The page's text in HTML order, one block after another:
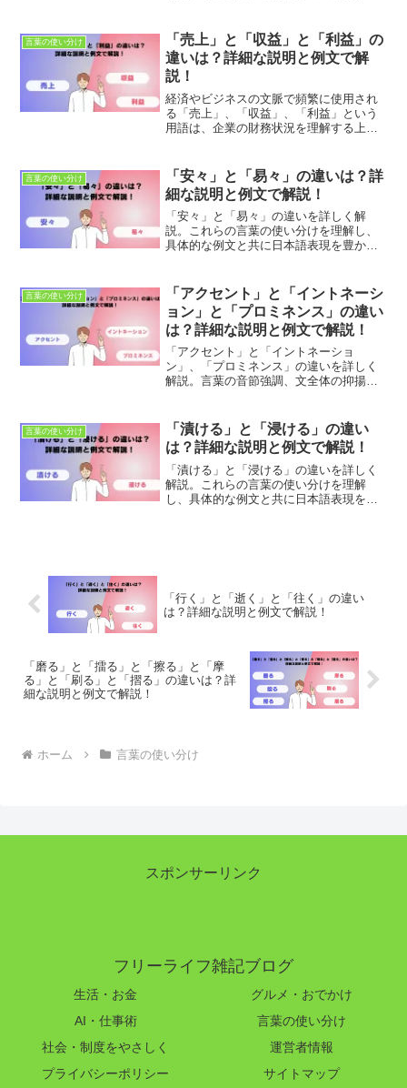
豊かにしましょう。
言葉の使い分け
「売上」と「収益」と「利益」の
違いは？詳細な説明と例文で解
説！
経済やビジネスの文脈で頻繁に使用され
る「売上」、「収益」、「利益」という
用語は、企業の財務状況を理解する上で
る意味を持ち、企業の経済活動を測定す
る異なる側面を指します。...
言葉の使い分け
「安々」と「易々」の違いは？詳
細な説明と例文で解説！
「安々」と「易々」の違いを詳しく解
説。これらの言葉の使い分けを理解し、
具体的な例文と共に日本語表現を豊かに
ンを目指します。
言葉の使い分け
「アクセント」と「イントネーシ
ョン」と「プロミネンス」の違い
は？詳細な説明と例文で解説！
「アクセント」と「イントネーショ
ン」、「プロミネンス」の違いを詳しく
解説。言葉の音節強調、文全体の抑揚、
ンを実現するためのガイドです。具体的
な例文を通じて、それぞれの用語の使い
分けを学びましょう。
言葉の使い分け
「漬ける」と「浸ける」の違い
は？詳細な説明と例文で解説！
「漬ける」と「浸ける」の違いを詳しく
解説。これらの言葉の使い分けを理解
し、具体的な例文と共に日本語表現を豊
「行く」と「逝く」と「往く」の違い
は？詳細な説明と例文で解説！
「磨る」と「擂る」と「擦る」と「摩
る」と「刷る」と「摺る」の違いは？詳
細な説明と例文で解説！
ホーム 言葉の使い分け
スポンサーリンク
フリーライフ雑記ブログ
生活・お金
グルメ・おでかけ
AI・仕事術
言葉の使い分け
社会・制度をやさしく
運営者情報
プライバシーポリシー
サイトマップ